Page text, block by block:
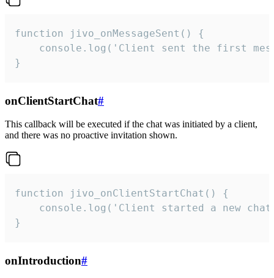
function jivo_onMessageSent() {
console.log('Client sent the first
}
onClientStartChat#
This callback will be executed if the chat was initiated by a client,
and there was no proactive invitation shown.
function jivo_onClientStartChat() {
console.log('Client started a new
}
onIntroduction#